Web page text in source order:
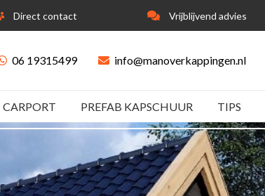
Direct contact Vrijblijvend advies
06 19315499 info@manoverkappingen.nl
CARPORT PREFAB KAPSCHUUR TIPS